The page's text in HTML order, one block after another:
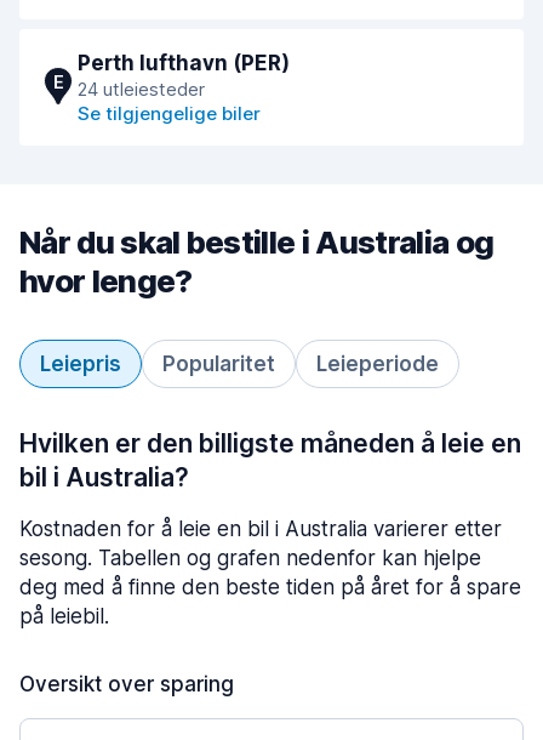
E
Perth lufthavn (PER)
24 utleiesteder
Se tilgjengelige biler
Når du skal bestille i Australia og
hvor lenge?
Leiepris Popularitet Leieperiode
Hvilken er den billigste måneden å leie en
bil i Australia?
Kostnaden for å leie en bil i Australia varierer etter
sesong. Tabellen og grafen nedenfor kan hjelpe
deg med å finne den beste tiden på året for å spare
på leiebil.
Oversikt over sparing